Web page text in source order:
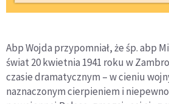
Abp Wojda przypomniał, że śp. abp
świat 20 kwietnia 1941 roku w
czasie dramatycznym – w cieniu
naznaczonym cierpieniem i